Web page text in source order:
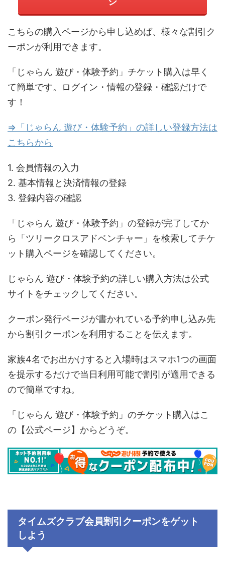
こちらの購入ページから申し込めば、様々な割引ク
ーポンが利用できます。
「じゃらん 遊び・体験予約」チケット購入は早く
て簡単です。ログイン・情報の登録・確認だけで
す！
⇒「じゃらん 遊び・体験予約」の詳しい登録方法は
こちらから
1. 会員情報の入力
2. 基本情報と決済情報の登録
3. 登録内容の確認
「じゃらん 遊び・体験予約」の登録が完了してか
ら「ツリークロスアドベンチャー」を検索してチケ
ット購入ページを確認してください。
じゃらん 遊び・体験予約の詳しい購入方法は公式
サイトをチェックしてください。
クーポン発行ページが書かれている予約申し込み先
から割引クーポンを利用することを伝えます。
家族4名でお出かけすると入場時はスマホ1つの画面
を提示するだけで当日利用可能で割引が適用できる
ので簡単ですね。
「じゃらん 遊び・体験予約」のチケット購入はこ
の【公式ページ】からどうぞ。
タイムズクラブ会員割引クーポンをゲット
しよう